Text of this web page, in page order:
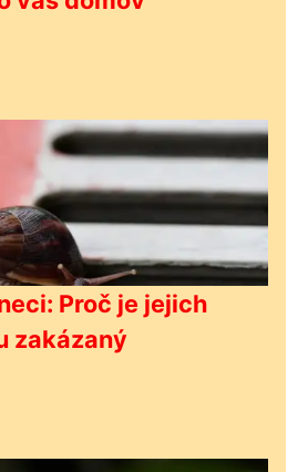
Proč je jejich
zakázaný